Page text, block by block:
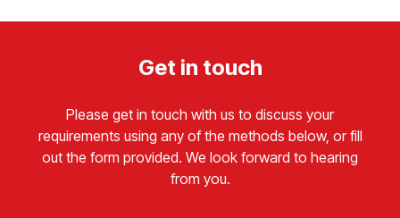
Get in touch​​​​‌ ‍ ​‍​‍‌‍ ‌ ​‍‌‍‍‌‌‍‌ ‌‍‍‌‌‍ ‍​‍​‍​ ‍‍​‍​‍‌ ​ ‌‍​‌‌‍ ‍‌‍‍‌‌ ‌​‌ ‍‌​‍ ‍‌‍‍‌‌‍ ​‍​‍​‍ ​​‍​‍‌‍‍​‌ ​‍‌‍‌‌‌‍‌‍​‍​‍​ ‍‍​‍​‍​‍ ‌‍​‌‌‍‌​‌‍ ‌‌‍‍‌‌‍ ‍​‍ ‌‍‍‌‌‍ ‍‌ ‌​‌‍‌‌‌‍ ‍‌ ‌​​‍ ‌‍‌‌‌‍‌​‌‍‍‌‌ ‌​​‍ ‌‍ ‌‌‍ ‌‍‌​‌‍‌‌​ ‌‌ ​​‌ ​‍‌‍‌‌‌ ​ ‌‍‌‌‌‍ ‍‌ ‌​‌‍​‌‌ ‌​‌‍‍‌‌‍ ‌‍ ‍​ ‍ ‌‍‍‌‌‍‌​​ ‌‌‍‌ ‌‍ ​‌‍ ‌‍​‍‌‍​‌‌‍ ​‌‌​ ‌‍‌‌‌ ‌​‌ ‌​‌‍‍‌‌‍ ‍‌‍‌ ‌ ​ ​ ‍ ‌ ‌​‌ ‍‌‌ ​​‌‍‌‌​ ‌‌‍‌ ‌‍ ​‌‍ ‌‍​‍‌‍​‌‌‍ ​‌‌​ ‌‍‌‌‌ ‌​‌ ‌​‌‍‍‌‌‍ ‍‌‍‌ ‌ ​ ​ ‍ ‌ ​​‌‍​‌‌ ‌​‌‍‍​​ ‌‌‍‌ ‌‍‌‌‌ ‌​‌​‍‌‌‍ ‍‌‌‌​‌‍ ‌ ‌‌‌‍​ ‌‍‍​​‍ ‍‌ ‌​‌‍‍‌‌ ‌​‌‍ ​‌‍‌‌​ ‌‍​‍‌‍​‌‌ ​ ‌‍‌‌‌‌‌‌‌ ​‍‌‍ ​​ ‌​‍‌‌​ ​‍‌​‌‍‌‍​‌‌‍‌​‌‍ ‌‌‍‍‌‌‍ ‍​‍‌‍‌‍‍‌‌‍‌​​ ‌‌‍‌ ‌‍ ​‌‍ ‌‍​‍‌‍​‌‌‍ ​‌‌​ ‌‍‌‌‌ ‌​‌ ‌​‌‍‍‌‌‍ ‍‌‍‌ ‌ ​ ​‍‌‍‌ ‌​‌ ‍‌‌ ​​‌‍‌‌​ ‌‌‍‌ ‌‍ ​‌‍ ‌‍​‍‌‍​‌‌‍ ​‌‌​ ‌‍‌‌‌ ‌​‌ ‌​‌‍‍‌‌‍ ‍‌‍‌ ‌ ​ ​‍‌‍‌ ​​‌‍​‌‌ ‌​‌‍‍​​ ‌‌‍‌ ‌‍‌‌‌ ‌​‌​‍‌‌‍ ‍‌‌‌​‌‍ ‌ ‌‌‌‍​ ‌‍‍​​‍ ‍‌ ‌​‌‍‍‌‌ ‌​‌‍ ​‌‍‌‌​‍​‍‌ ‌
Please get in touch with us to discuss your
requirements using any of the methods below, or fill
out the form provided. We look forward to hearing
from you.​​​​‌ ‍ ​‍​‍‌‍ ‌ ​‍‌‍‍‌‌‍‌ ‌‍‍‌‌‍ ‍​‍​‍​ ‍‍​‍​‍‌ ​ ‌‍​‌‌‍ ‍‌‍‍‌‌ ‌​‌ ‍‌​‍ ‍‌‍‍‌‌‍ ​‍​‍​‍ ​​‍​‍‌‍‍​‌ ​‍‌‍‌‌‌‍‌‍​‍​‍​ ‍‍​‍​‍​‍ ‌‍​‌‌‍‌​‌‍ ‌‌‍‍‌‌‍ ‍​‍ ‌‍‍‌‌‍ ‍‌ ‌​‌‍‌‌‌‍ ‍‌ ‌​​‍ ‌‍‌‌‌‍‌​‌‍‍‌‌ ‌​​‍ ‌‍ ‌‌‍ ‌‍‌​‌‍‌‌​ ‌‌ ​​‌ ​‍‌‍‌‌‌ ​ ‌‍‌‌‌‍ ‍‌ ‌​‌‍​‌‌ ‌​‌‍‍‌‌‍ ‌‍ ‍​ ‍ ‌‍‍‌‌‍‌​​ ‌‌‍‌ ‌‍ ​‌‍ ‌‍​‍‌‍​‌‌‍ ​‌‌​ ‌‍‌‌‌ ‌​‌ ‌​‌‍‍‌‌‍ ‍‌‍‌ ‌ ​ ​ ‍ ‌ ‌​‌ ‍‌‌ ​​‌‍‌‌​ ‌‌‍‌ ‌‍ ​‌‍ ‌‍​‍‌‍​‌‌‍ ​‌‌​ ‌‍‌‌‌ ‌​‌ ‌​‌‍‍‌‌‍ ‍‌‍‌ ‌ ​ ​ ‍ ‌ ​​‌‍​‌‌ ‌​‌‍‍​​ ‌‌‍‌ ‌‍‌‌‌ ‌​‌​‍‌‌‍ ‍‌‌‌​‌‍ ‌ ‌‌‌‍​ ‌‍‍​​‍ ‍‌ ​ ‌ ‌‌‌‍​‍‌ ‌​‌‍‌‌‌ ‍​‌ ‌​​‍‌‌​ ‌‌‌​​‍‌‌ ‌‍‍ ‌‍‌‌‌ ‍‌​‍‌‌​ ​ ‌​‌​​‍‌‌​ ​ ‌​‌​​‍‌‌​ ​‍​ ​‍‌‍​‌‌‍​‌​ ‍‌​ ‌‌‌‍​ ​ ​​​ ​‌​ ‌ ​ ​‍‌‍​‍‌‍‌​‌‍‌​​‍‌‌​ ​‍​ ​‍​‍‌‌​ ‌‌‌​‌​​‍ ‍‌‍​ ‌‍‍​‌‍‍‌‌‍ ​‌‍‌​‌ ​‍‌‍‌‌‌‍ ‍​‍‌‌​ ‌‌‌​​‍‌‌ ‌‍‍ ‌‍‌‌‌ ‍‌​‍‌‌​ ​ ‌​‌​​‍‌‌​ ​ ‌​‌​​‍‌‌​ ​‍​ ​‍‌‍‌‍‌‍‌‍​ ​​​ ‌​‌‍​ ‌‍​‌‌‍‌‌‌‍​ ​ ‌‍​ ‌​​ ‌​​ ‍‌​‍‌‌​ ​‍​ ​‍​‍‌‌​ ‌‌‌​‌​​‍ ‍‌ ‌​‌‍‌‌‌ ‍​‌ ‌​​ ‌‍​‍‌‍​‌‌ ​ ‌‍‌‌‌‌‌‌‌ ​‍‌‍ ​​ ‌​‍‌‌​ ​‍‌​‌‍‌‍​‌‌‍‌​‌‍ ‌‌‍‍‌‌‍ ‍​‍‌‍‌‍‍‌‌‍‌​​ ‌‌‍‌ ‌‍ ​‌‍ ‌‍​‍‌‍​‌‌‍ ​‌‌​ ‌‍‌‌‌ ‌​‌ ‌​‌‍‍‌‌‍ ‍‌‍‌ ‌ ​ ​‍‌‍‌ ‌​‌ ‍‌‌ ​​‌‍‌‌​ ‌‌‍‌ ‌‍ ​‌‍ ‌‍​‍‌‍​‌‌‍ ​‌‌​ ‌‍‌‌‌ ‌​‌ ‌​‌‍‍‌‌‍ ‍‌‍‌ ‌ ​ ​‍‌‍‌ ​​‌‍​‌‌ ‌​‌‍‍​​ ‌‌‍‌ ‌‍‌‌‌ ‌​‌​‍‌‌‍ ‍‌‌‌​‌‍ ‌ ‌‌‌‍​ ‌‍‍​​‍ ‍‌ ​ ‌ ‌‌‌‍​‍‌ ‌​‌‍‌‌‌ ‍​‌ ‌​​‍‌‌​ ‌‌‌​​‍‌‌ ‌‍‍ ‌‍‌‌‌ ‍‌​‍‌‌​ ​ ‌​‌​​‍‌‌​ ​ ‌​‌​​‍‌‌​ ​‍​ ​‍‌‍​‌‌‍​‌​ ‍‌​ ‌‌‌‍​ ​ ​​​ ​‌​ ‌ ​ ​‍‌‍​‍‌‍‌​‌‍‌​​‍‌‌​ ​‍​ ​‍​‍‌‌​ ‌‌‌​‌​​‍ ‍‌‍​ ‌‍‍​‌‍‍‌‌‍ ​‌‍‌​‌ ​‍‌‍‌‌‌‍ ‍​‍‌‌​ ‌‌‌​​‍‌‌ ‌‍‍ ‌‍‌‌‌ ‍‌​‍‌‌​ ​ ‌​‌​​‍‌‌​ ​ ‌​‌​​‍‌‌​ ​‍​ ​‍‌‍‌‍‌‍‌‍​ ​​​ ‌​‌‍​ ‌‍​‌‌‍‌‌‌‍​ ​ ‌‍​ ‌​​ ‌​​ ‍‌​‍‌‌​ ​‍​ ​‍​‍‌‌​ ‌‌‌​‌​​‍ ‍‌ ‌​‌‍‌‌‌ ‍​‌ ‌​​‍​‍‌ ‌